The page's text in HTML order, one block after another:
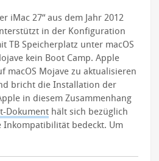
iMac 27“ aus dem Jahr 2012
in der Konfiguration
TB Speicherplatz unter macOS
kein Boot Camp. Apple
macOS Mojave zu aktualisieren
bricht die Installation der
in diesem Zusammenhang
Dokument hält sich bezüglich
Inkompatibilität bedeckt. Um